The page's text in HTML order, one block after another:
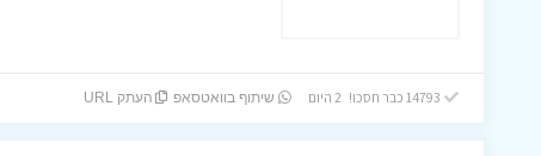
שיתוף בוואטסאפ העתק URL